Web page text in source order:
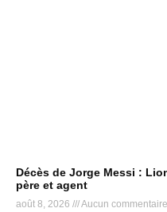
Décès de Jorge Messi :
père et agent
août 8, 2026 Aucun commentaire